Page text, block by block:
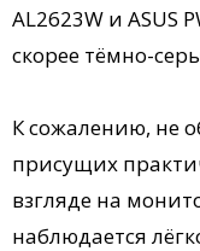
AL2623W и ASUS
скорее тёмно-
К сожалению, не
присущих
взгляде на
наблюдается